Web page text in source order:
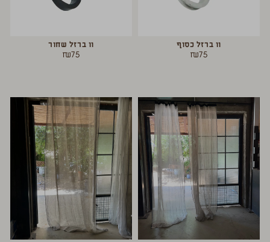
וו ברזל כסוף
₪75
וו ברזל שחור
₪75